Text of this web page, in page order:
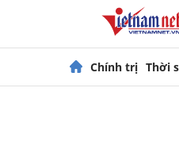
Chính trị Thời